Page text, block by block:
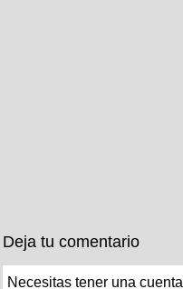
Deja tu comentario
Necesitas tener una